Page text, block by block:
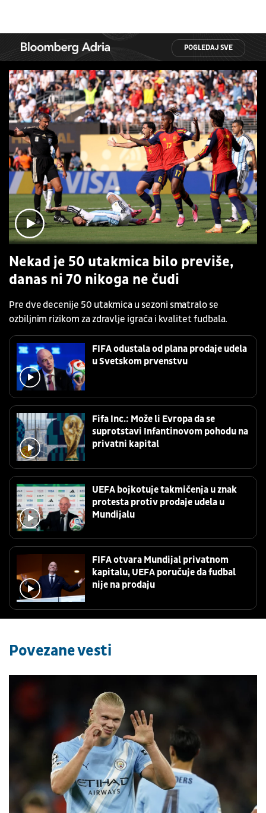
POGLEDAJ SVE
Nekad je 50 utakmica bilo previše,
danas ni 70 nikoga ne čudi
Pre dve decenije 50 utakmica u sezoni smatralo se
ozbiljnim rizikom za zdravlje igrača i kvalitet fudbala.
FIFA odustala od plana prodaje udela
u Svetskom prvenstvu
Fifa Inc.: Može li Evropa da se
suprotstavi Infantinovom pohodu na
privatni kapital
UEFA bojkotuje takmičenja u znak
protesta protiv prodaje udela u
Mundijalu
FIFA otvara Mundijal privatnom
kapitalu, UEFA poručuje da fudbal
nije na prodaju
Povezane vesti